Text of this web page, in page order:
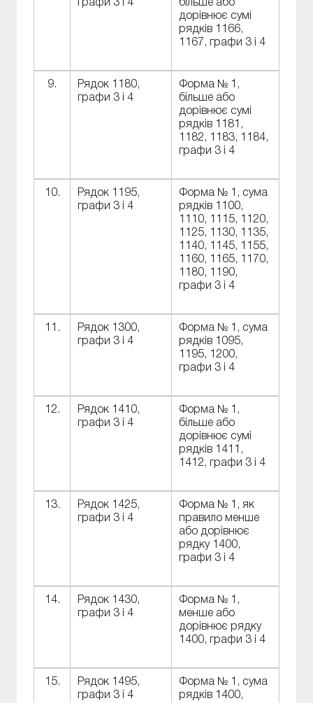
графи 3 і 4
більше або
дорівнює сумі
рядків 1166,
1167, графи 3 і 4
9.
Рядок 1180,
графи 3 і 4
Форма № 1,
більше або
дорівнює сумі
рядків 1181,
1182, 1183, 1184,
графи 3 і 4
10.
Рядок 1195,
графи 3 і 4
Форма № 1, сума
рядків 1100,
1110, 1115, 1120,
1125, 1130, 1135,
1140, 1145, 1155,
1160, 1165, 1170,
1180, 1190,
графи 3 і 4
11.
Рядок 1300,
графи 3 і 4
Форма № 1, сума
рядків 1095,
1195, 1200,
графи 3 і 4
12.
Рядок 1410,
графи 3 і 4
Форма № 1,
більше або
дорівнює сумі
рядків 1411,
1412, графи 3 і 4
13.
Рядок 1425,
графи 3 і 4
Форма № 1, як
правило менше
або дорівнює
рядку 1400,
графи 3 і 4
14.
Рядок 1430,
графи 3 і 4
Форма № 1,
менше або
дорівнює рядку
1400, графи 3 і 4
15.
Рядок 1495,
графи 3 і 4
Форма № 1, сума
рядків 1400,